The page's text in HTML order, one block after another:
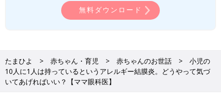
Patel, D.S., et al. (2017). Allergic eye disease. BMJ 359, j4706.
10.1136/bmj.j4706.
Saunes, M., et al. (2012). Early eczema and the risk of
無料ダウンロード
たまひよ 赤ちゃん・育児 赤ちゃんのお世話
小児の
10人に1人は持っているというアレルギー結膜炎。どうやって気づ
いてあげればいい？【ママ眼科医】